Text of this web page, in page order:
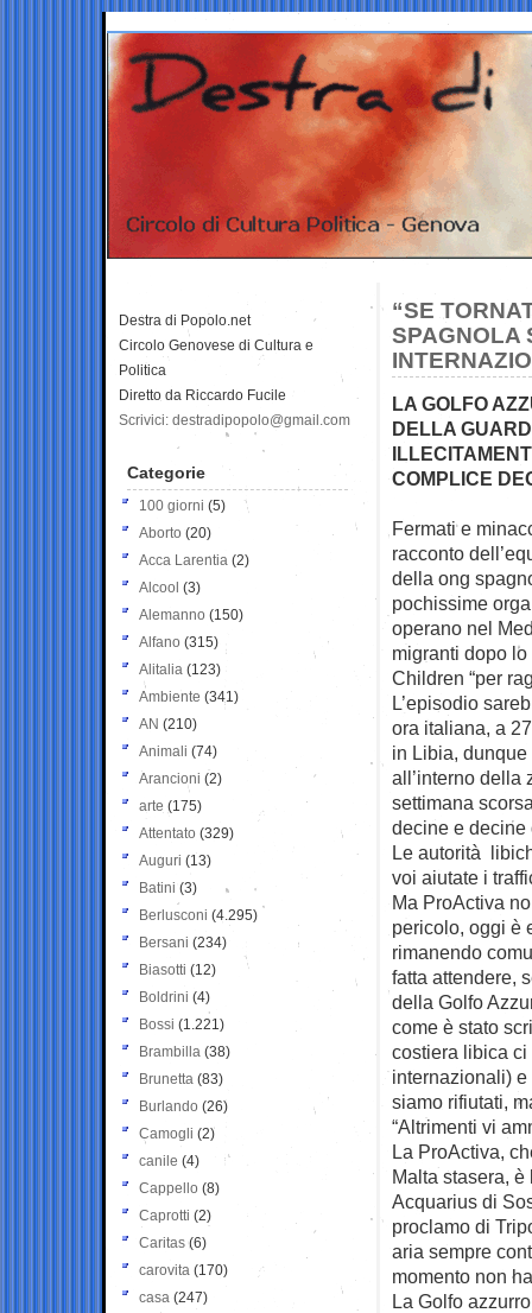
“SE
SPAGNOLA
LA GOLFO
DELLA
COMPLICE
Fermati e
racconto
della ong
pochissime
operano nel
migranti dopo
Children “per
L’episodio
ora italiana, a
in Libia,
all’interno della
settimana
decine e decine
Le autorità
voi aiutate i
Ma ProActiva
pericolo, oggi è
rimanendo
fatta attendere,
della Golfo
come è stato
costiera libica ci
internazionali)
siamo rifiutati,
“Altrimenti vi
La ProActiva,
Malta stasera,
Acquarius di
proclamo di
aria sempre
momento non
La Golfo
Destra di Popolo.net
Circolo Genovese di Cultura e
Politica
Diretto da Riccardo Fucile
Scrivici: destradipopolo@gmail.com
Categorie
100 giorni (5)
Aborto (20)
Acca Larentia (2)
Alcool (3)
Alemanno (150)
Alfano (315)
Alitalia (123)
Ambiente (341)
AN (210)
Animali (74)
Arancioni (2)
arte (175)
Attentato (329)
Auguri (13)
Batini (3)
Berlusconi (4.295)
Bersani (234)
Biasotti (12)
Boldrini (4)
Bossi (1.221)
Brambilla (38)
Brunetta (83)
Burlando (26)
Camogli (2)
canile (4)
Cappello (8)
Caprotti (2)
Caritas (6)
carovita (170)
casa (247)